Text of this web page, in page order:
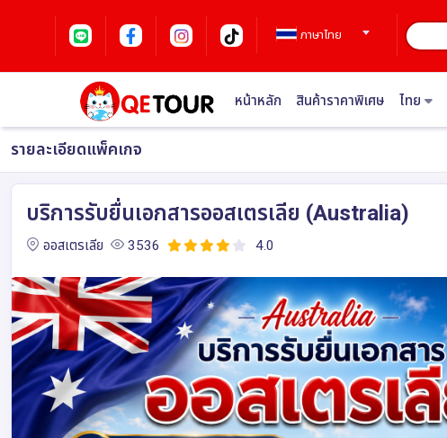
ภาษาไทย
หน้าหลัก สินค้าราคาพิเศษ ไทย
รายละเอียดแพ็คเกจ
บริการรับยื่นเอกสารออสเตรเลีย (Australia)
ออสเตรเลีย 3536 4.0